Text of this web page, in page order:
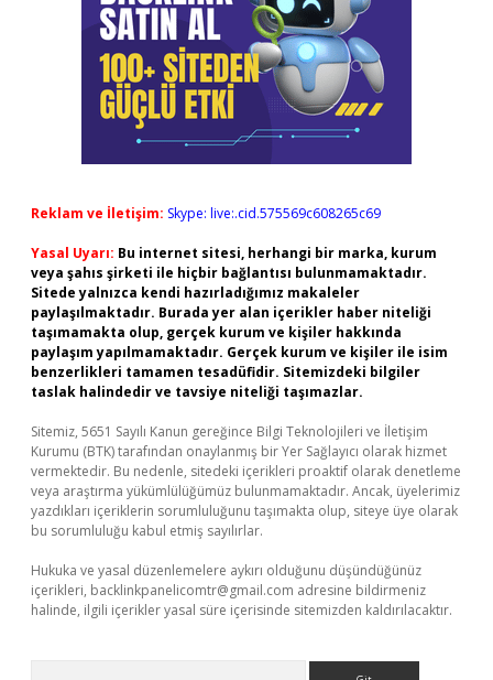
Reklam ve İletişim: Skype: live:.cid.575569c608265c69
Yasal Uyarı: Bu internet sitesi, herhangi bir marka, kurum
veya şahıs şirketi ile hiçbir bağlantısı bulunmamaktadır.
Sitede yalnızca kendi hazırladığımız makaleler
paylaşılmaktadır. Burada yer alan içerikler haber niteliği
taşımamakta olup, gerçek kurum ve kişiler hakkında
paylaşım yapılmamaktadır. Gerçek kurum ve kişiler ile isim
benzerlikleri tamamen tesadüfidir. Sitemizdeki bilgiler
taslak halindedir ve tavsiye niteliği taşımazlar.
Sitemiz, 5651 Sayılı Kanun gereğince Bilgi Teknolojileri ve İletişim
Kurumu (BTK) tarafından onaylanmış bir Yer Sağlayıcı olarak hizmet
vermektedir. Bu nedenle, sitedeki içerikleri proaktif olarak denetleme
veya araştırma yükümlülüğümüz bulunmamaktadır. Ancak, üyelerimiz
yazdıkları içeriklerin sorumluluğunu taşımakta olup, siteye üye olarak
bu sorumluluğu kabul etmiş sayılırlar.
Hukuka ve yasal düzenlemelere aykırı olduğunu düşündüğünüz
içerikleri, backlinkpanelicomtr@gmail.com adresine bildirmeniz
halinde, ilgili içerikler yasal süre içerisinde sitemizden kaldırılacaktır.